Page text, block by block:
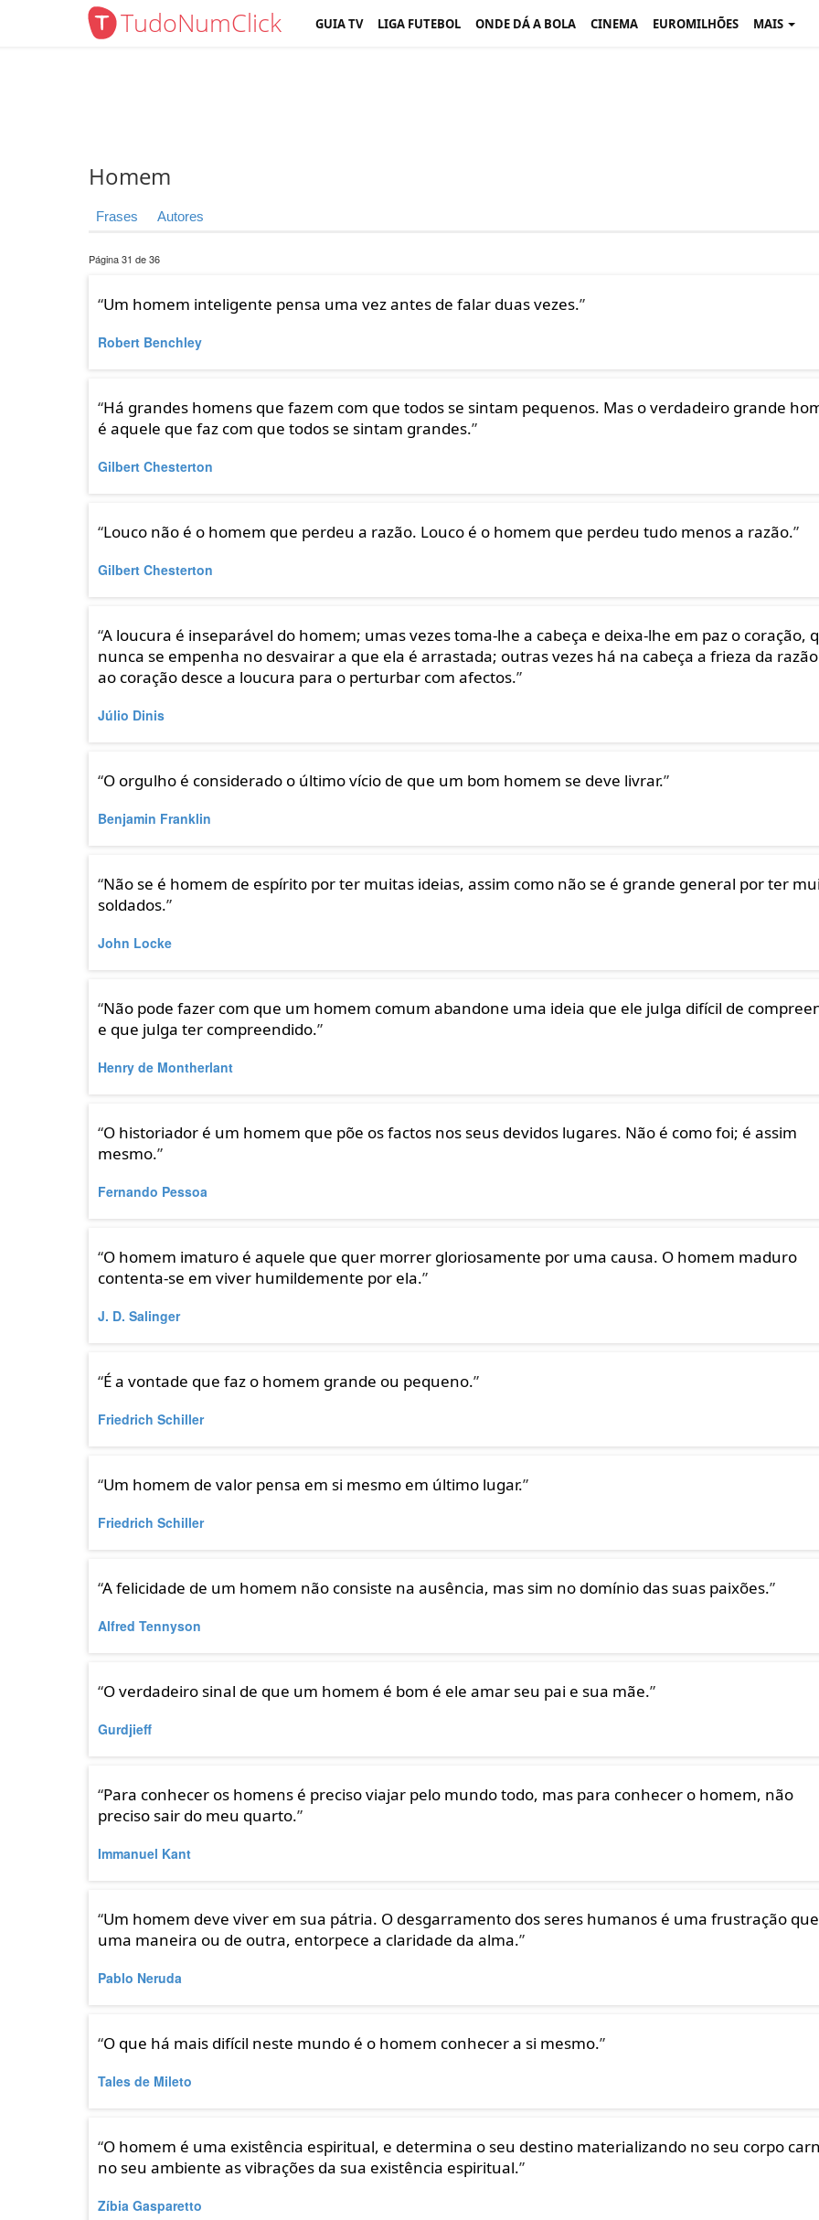
TudoNumClick GUIA TV LIGA FUTEBOL ONDE DÁ A BOLA CINEMA EUROMILHÕES MAIS
Homem
Frases Autores
Página 31 de 36
“Um homem inteligente pensa uma vez antes de falar duas vezes.”
Robert Benchley
“Há grandes homens que fazem com que todos se sintam pequenos. Mas o verdadeiro grande
é aquele que faz com que todos se sintam grandes.”
Gilbert Chesterton
“Louco não é o homem que perdeu a razão. Louco é o homem que perdeu tudo menos a razão.”
Gilbert Chesterton
“A loucura é inseparável do homem; umas vezes toma-lhe a cabeça e deixa-lhe em paz o coração,
nunca se empenha no desvairar a que ela é arrastada; outras vezes há na cabeça a frieza da
ao coração desce a loucura para o perturbar com afectos.”
Júlio Dinis
“O orgulho é considerado o último vício de que um bom homem se deve livrar.”
Benjamin Franklin
“Não se é homem de espírito por ter muitas ideias, assim como não se é grande general por ter
soldados.”
John Locke
“Não pode fazer com que um homem comum abandone uma ideia que ele julga difícil de
e que julga ter compreendido.”
Henry de Montherlant
“O historiador é um homem que põe os factos nos seus devidos lugares. Não é como foi; é assim
mesmo.”
Fernando Pessoa
“O homem imaturo é aquele que quer morrer gloriosamente por uma causa. O homem maduro
contenta-se em viver humildemente por ela.”
J. D. Salinger
“É a vontade que faz o homem grande ou pequeno.”
Friedrich Schiller
“Um homem de valor pensa em si mesmo em último lugar.”
Friedrich Schiller
“A felicidade de um homem não consiste na ausência, mas sim no domínio das suas paixões.”
Alfred Tennyson
“O verdadeiro sinal de que um homem é bom é ele amar seu pai e sua mãe.”
Gurdjieff
“Para conhecer os homens é preciso viajar pelo mundo todo, mas para conhecer o homem, não
preciso sair do meu quarto.”
Immanuel Kant
“Um homem deve viver em sua pátria. O desgarramento dos seres humanos é uma frustração
uma maneira ou de outra, entorpece a claridade da alma.”
Pablo Neruda
“O que há mais difícil neste mundo é o homem conhecer a si mesmo.”
Tales de Mileto
“O homem é uma existência espiritual, e determina o seu destino materializando no seu corpo
no seu ambiente as vibrações da sua existência espiritual.”
Zíbia Gasparetto